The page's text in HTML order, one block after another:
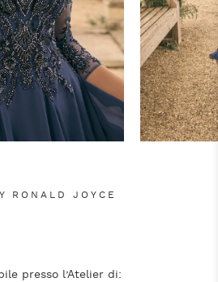
RONALD JOYCE
presso l’Atelier di: